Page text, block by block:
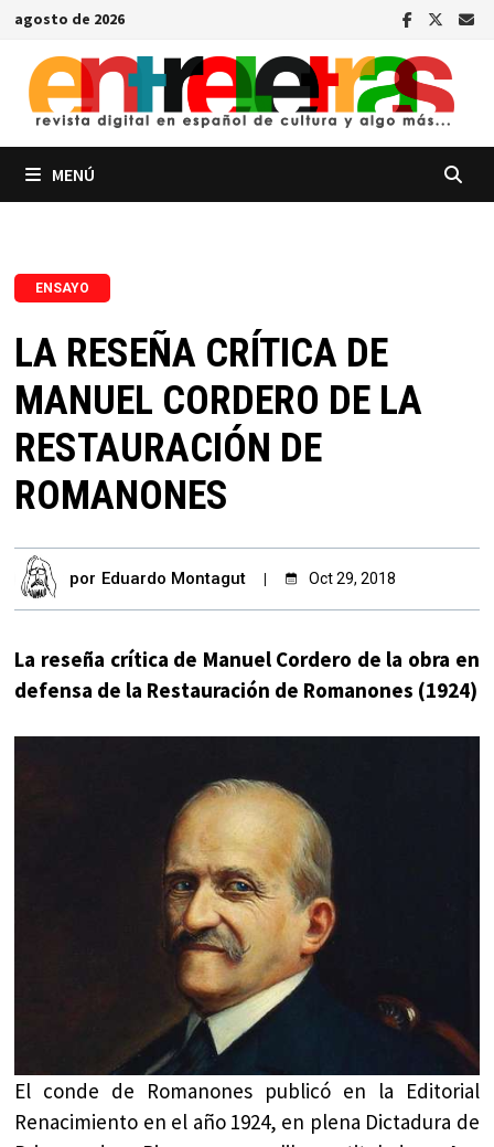
Saltar
contenido
agosto de 2026
MENÚ
ENSAYO
LA RESEÑA CRÍTICA DE
MANUEL CORDERO DE LA
RESTAURACIÓN DE
ROMANONES
por Eduardo Montagut Oct 29, 2018
La reseña crítica de Manuel Cordero de la obra en
defensa de la Restauración de Romanones (1924)
El conde de Romanones publicó en la Editorial
Renacimiento en el año 1924, en plena Dictadura de